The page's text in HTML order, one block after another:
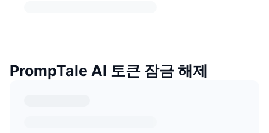
PrompTale AI 토큰 잠금 해제